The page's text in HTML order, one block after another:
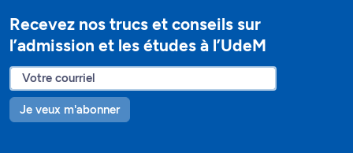
Recevez nos trucs et conseils sur
l’admission et les études à l’UdeM
Je veux m'abonner